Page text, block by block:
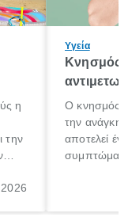
η
την
Υγεία
Κνησμός:
Ο κνησμός
την ανάγκη
αποτελεί